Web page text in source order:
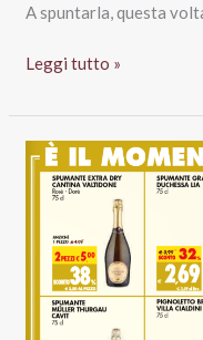
A spuntarla, questa
Meno
giorni
al
Natale:
vino
volantino
Leggi tutto »